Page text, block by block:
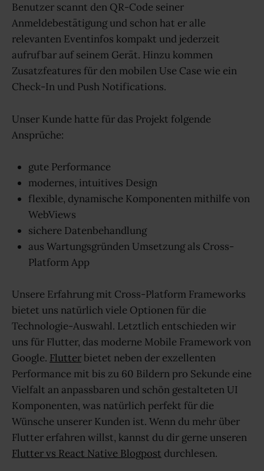
Benutzer scannt den QR-Code seiner
Anmeldebestätigung und schon hat er alle
relevanten Eventinfos kompakt und jederzeit
aufrufbar auf seinem Gerät. Hinzu kommen
Zusatzfeatures für den mobilen Use Case wie ein
Check-In und Push Notifications.
Unser Kunde hatte für das Projekt folgende
Ansprüche:
gute Performance
modernes, intuitives Design
flexible, dynamische Komponenten mithilfe von
WebViews
sichere Datenbehandlung
aus Wartungsgründen Umsetzung als Cross-
Platform App
Unsere Erfahrung mit Cross-Platform Frameworks
bietet uns natürlich viele Optionen für die
Technologie-Auswahl. Letztlich entschieden wir
uns für Flutter, das moderne Mobile Framework von
Google. Flutter bietet neben der exzellenten
Performance mit bis zu 60 Bildern pro Sekunde eine
Vielfalt an anpassbaren und schön gestalteten UI
Komponenten, was natürlich perfekt für die
Wünsche unserer Kunden ist. Wenn du mehr über
Flutter erfahren willst, kannst du dir gerne unseren
Flutter vs React Native Blogpost durchlesen.